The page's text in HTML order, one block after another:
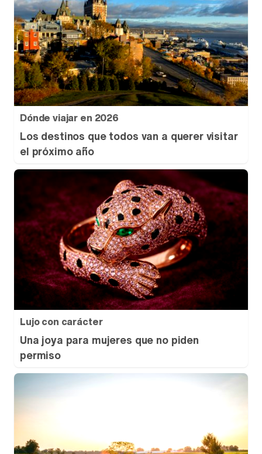
Dónde viajar en 2026
Los destinos que todos van a querer visitar
el próximo año
Lujo con carácter
Una joya para mujeres que no piden
permiso